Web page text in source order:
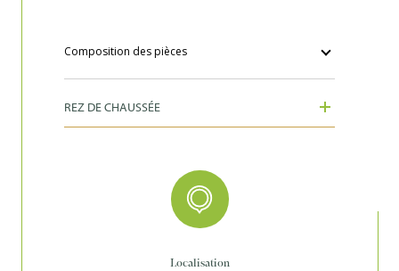
Composition des pièces
REZ DE CHAUSSÉE
Localisation